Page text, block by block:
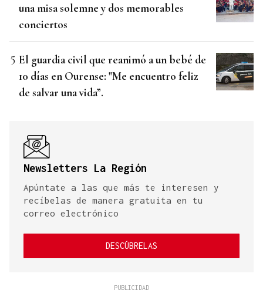
una misa solemne y dos memorables
conciertos
El guardia civil que reanimó a un bebé de
10 días en Ourense: "Me encuentro feliz
de salvar una vida”.
Newsletters La Región
Apúntate a las que más te interesen y
recíbelas de manera gratuita en tu
correo electrónico
DESCÚBRELAS